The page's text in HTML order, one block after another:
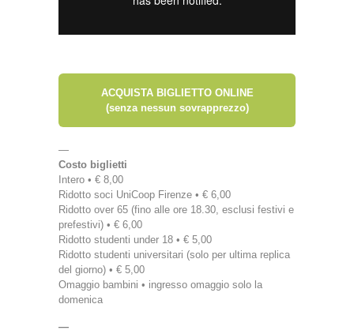
ACQUISTA BIGLIETTO ONLINE
(senza nessun sovrapprezzo)
—
Costo biglietti
Intero • € 8,00
Ridotto soci UniCoop Firenze • € 6,00
Ridotto over 65 (fino alle ore 18.30, esclusi festivi e
prefestivi) • € 6,00
Ridotto studenti under 18 • € 5,00
Ridotto studenti universitari (solo per ultima replica
del giorno) • € 5,00
Omaggio bambini • ingresso omaggio solo la
domenica
—